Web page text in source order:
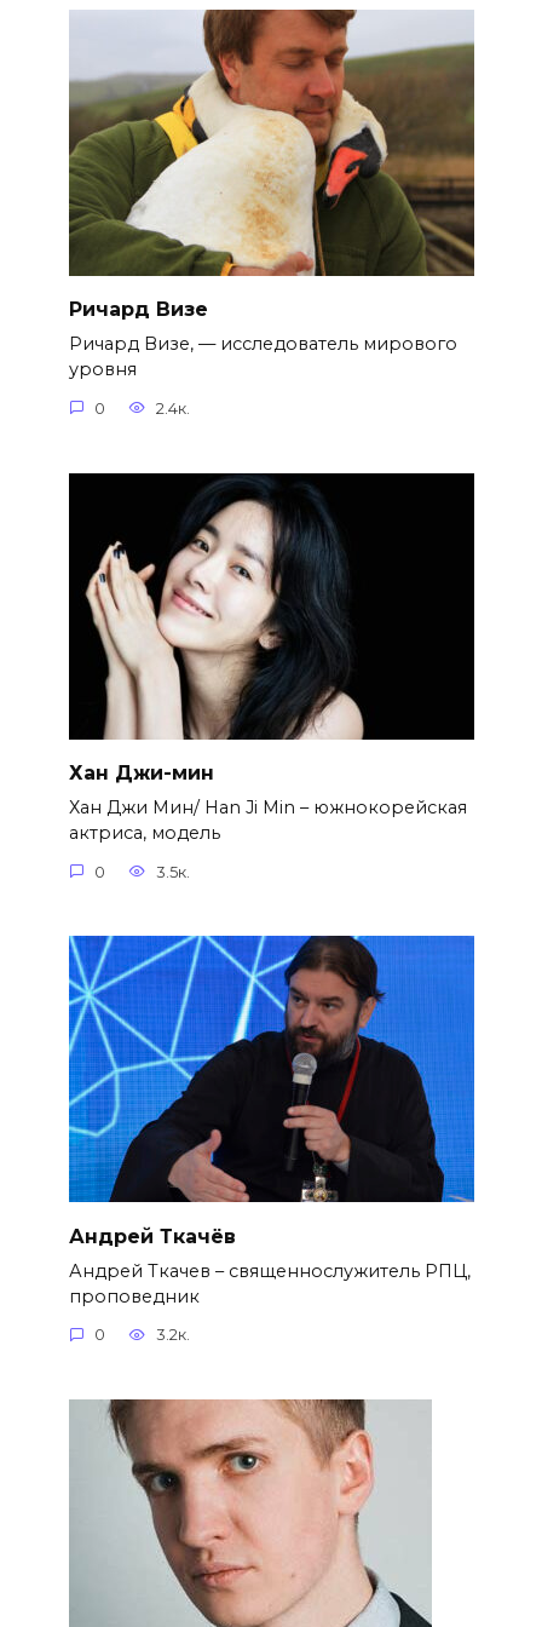
Ричард Визе
Ричард Визе, — исследователь мирового
уровня
0 2.4к.
Хан Джи-мин
Хан Джи Мин/ Han Ji Min – южнокорейская
актриса, модель
0 3.5к.
Андрей Ткачёв
Андрей Ткачев – священнослужитель РПЦ,
проповедник
0 3.2к.